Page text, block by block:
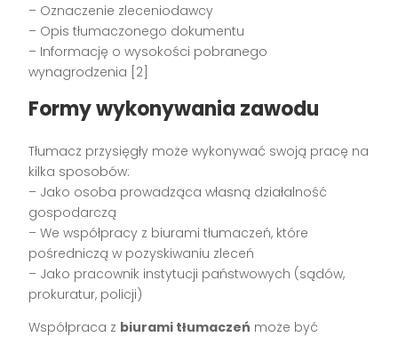
– Oznaczenie zleceniodawcy
– Opis tłumaczonego dokumentu
– Informację o wysokości pobranego
wynagrodzenia [2]
Formy wykonywania zawodu
Tłumacz przysięgły może wykonywać swoją pracę na
kilka sposobów:
– Jako osoba prowadząca własną działalność
gospodarczą
– We współpracy z biurami tłumaczeń, które
pośredniczą w pozyskiwaniu zleceń
– Jako pracownik instytucji państwowych (sądów,
prokuratur, policji)
Współpraca z biurami tłumaczeń może być